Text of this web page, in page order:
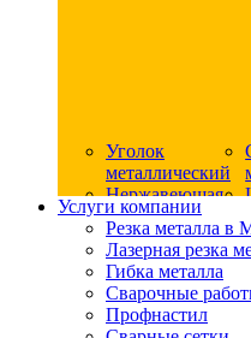
Уголок
металлический
Нержавеющая
сталь
Квадрат
Круг
Услуги компании
Резка металла в
Лазерная резка
Гибка металла
Сварочные
Профнастил